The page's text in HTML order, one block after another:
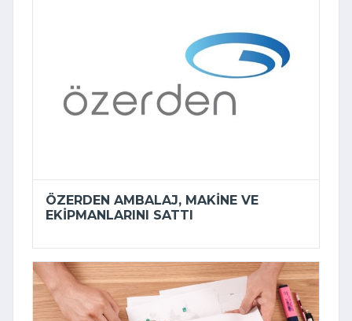
ÖZERDEN AMBALAJ, MAKINE VE
EKIPMANLARINI SATTI